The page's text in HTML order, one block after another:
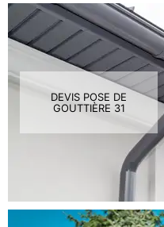
DEVIS POSE DE
GOUTTIÈRE 31